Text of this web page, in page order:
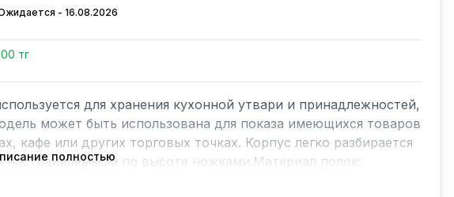
- 16.08.2026
тг
для хранения кухонной утвари и принадлежностей,
может быть использована для показа имеющихся товаров
кафе или других торговых точках. Корпус легко разбирается
настраиваемыми по высоте ножками.Материал полок:
полностью